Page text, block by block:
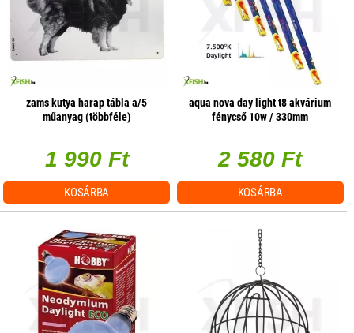
zams kutya harap tábla a/5
műanyag (többféle)
1 990 Ft
KOSÁRBA
aqua nova day light t8 akvárium
fénycső 10w / 330mm
2 580 Ft
KOSÁRBA